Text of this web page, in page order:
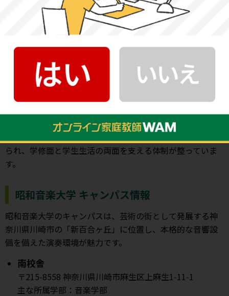
「礼・節・技の人間教育」
大学の特徴
のもと、音楽や舞台芸術を通して社会との関わりを考える
ことができます。全48コースから専門分野を選び、自由度
の高いカリキュラムや副科実技を組み合わせて学べる環境
楽譜も導入され、デジタル時代に必要な知識を身につけら
られ、学修面と学生生活の両面を支える体制が整っていま
す。
昭和音楽大学 キャンパス情報
昭和音楽大学のキャンパスは、芸術の街として発展する神
奈川県川崎市の「新百合ヶ丘」に位置し、本格的な音響設
備を備えた演奏環境が魅力です。
南校舎
〒215-8558 神奈川県川崎市麻生区上麻生1-11-1
主な所属学部：音楽学部